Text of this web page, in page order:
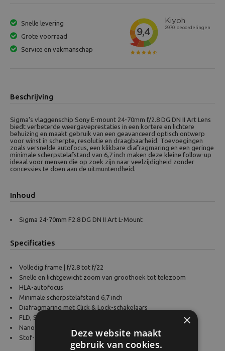
Snelle levering
Grote voorraad
Service en vakmanschap
Beschrijving
Sigma's vlaggenschip Sony E-mount 24-70mm f/2.8 DG DN II Art Lens
biedt verbeterde weergaveprestaties in een kortere en lichtere
behuizing en maakt gebruik van een geavanceerd optisch ontwerp
voor winst in scherpte, resolutie en draagbaarheid. Toevoegingen
zoals versnelde autofocus, een klikbare diafragmaring en een geringe
minimale scherpstelafstand van 6,7 inch maken deze kleine follow-up
ideaal voor mensen die op zoek zijn naar veelzijdigheid zonder
concessies te doen aan de uitmuntendheid.
Inhoud
Sigma 24-70mm F2.8 DG DN II Art L-Mount
Specificaties
Volledig frame | f/2.8 tot f/22
Snelle en lichtgewicht zoom van groothoek tot telezoom
HLA-autofocus
Minimale scherpstelafstand 6,7 inch
Diafragmaring met Click & Lock-schakelaars
FLD, SLD en asferische elementen
Nanoporeuze en super meerlaagse coatings
Stof- en spatbestendig
×
Deze website maakt
gebruik van cookies.